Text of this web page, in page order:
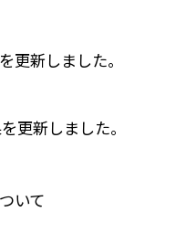
更新しました。
更新しました。
いて